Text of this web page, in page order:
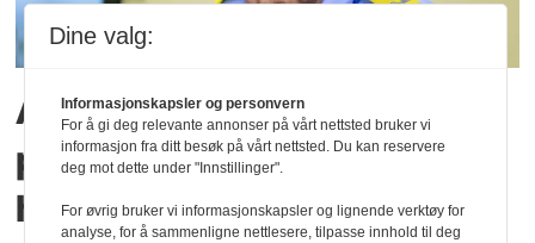
Agder-politiet bekrefter
presset: – Flere saker
henlegges
Dine valg:
Informasjonskapsler og personvern
For å gi deg relevante annonser på vårt nettsted bruker vi
informasjon fra ditt besøk på vårt nettsted. Du kan reservere
deg mot dette under "Innstillinger".
For øvrig bruker vi informasjonskapsler og lignende verktøy for
analyse, for å sammenligne nettlesere, tilpasse innhold til deg